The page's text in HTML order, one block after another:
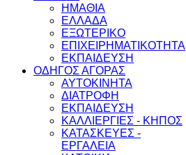
ΗΜΑΘΙΑ
ΕΛΛΑΔΑ
ΕΞΩΤΕΡΙΚΟ
ΕΠΙΧΕΙΡΗΜΑΤΙΚΟΤΗΤΑ
ΕΚΠΑΙΔΕΥΣΗ
ΟΔΗΓΟΣ ΑΓΟΡΑΣ
ΑΥΤΟΚΙΝΗΤΑ
ΔΙΑΤΡΟΦΗ
ΕΚΠΑΙΔΕΥΣΗ
ΚΑΛΛΙΕΡΓΙΕΣ - ΚΗΠΟΣ
ΚΑΤΑΣΚΕΥΕΣ -
ΕΡΓΑΛΕΙΑ